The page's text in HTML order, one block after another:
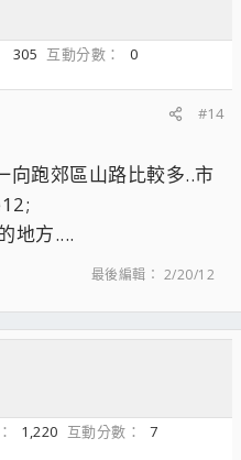
305 互動分數
0
#14
向跑郊區山路比較多..市
地方....
最後編輯： 2/20/12
1,220 互動分數
7